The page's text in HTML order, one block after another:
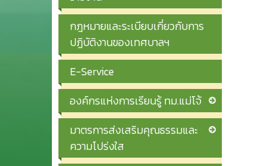
กฎหมายและระเบียบเกี่ยวกับการ
ปฏิบัติงานของเทศบาลฯ
E-Service
องค์กรแห่งการเรียนรู้ ทม.แม่โจ้
มาตรการส่งเสริมคุณธรรมและ
ความโปร่งใส